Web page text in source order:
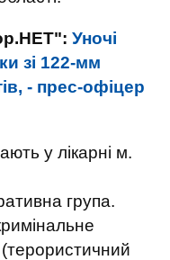
Уночі
зі 122-мм
- прес-офіцер
у лікарні м.
група.